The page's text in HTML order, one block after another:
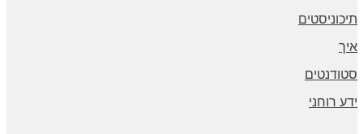
תיכוניסטים
איך
סטודנטים
ידע רוחני